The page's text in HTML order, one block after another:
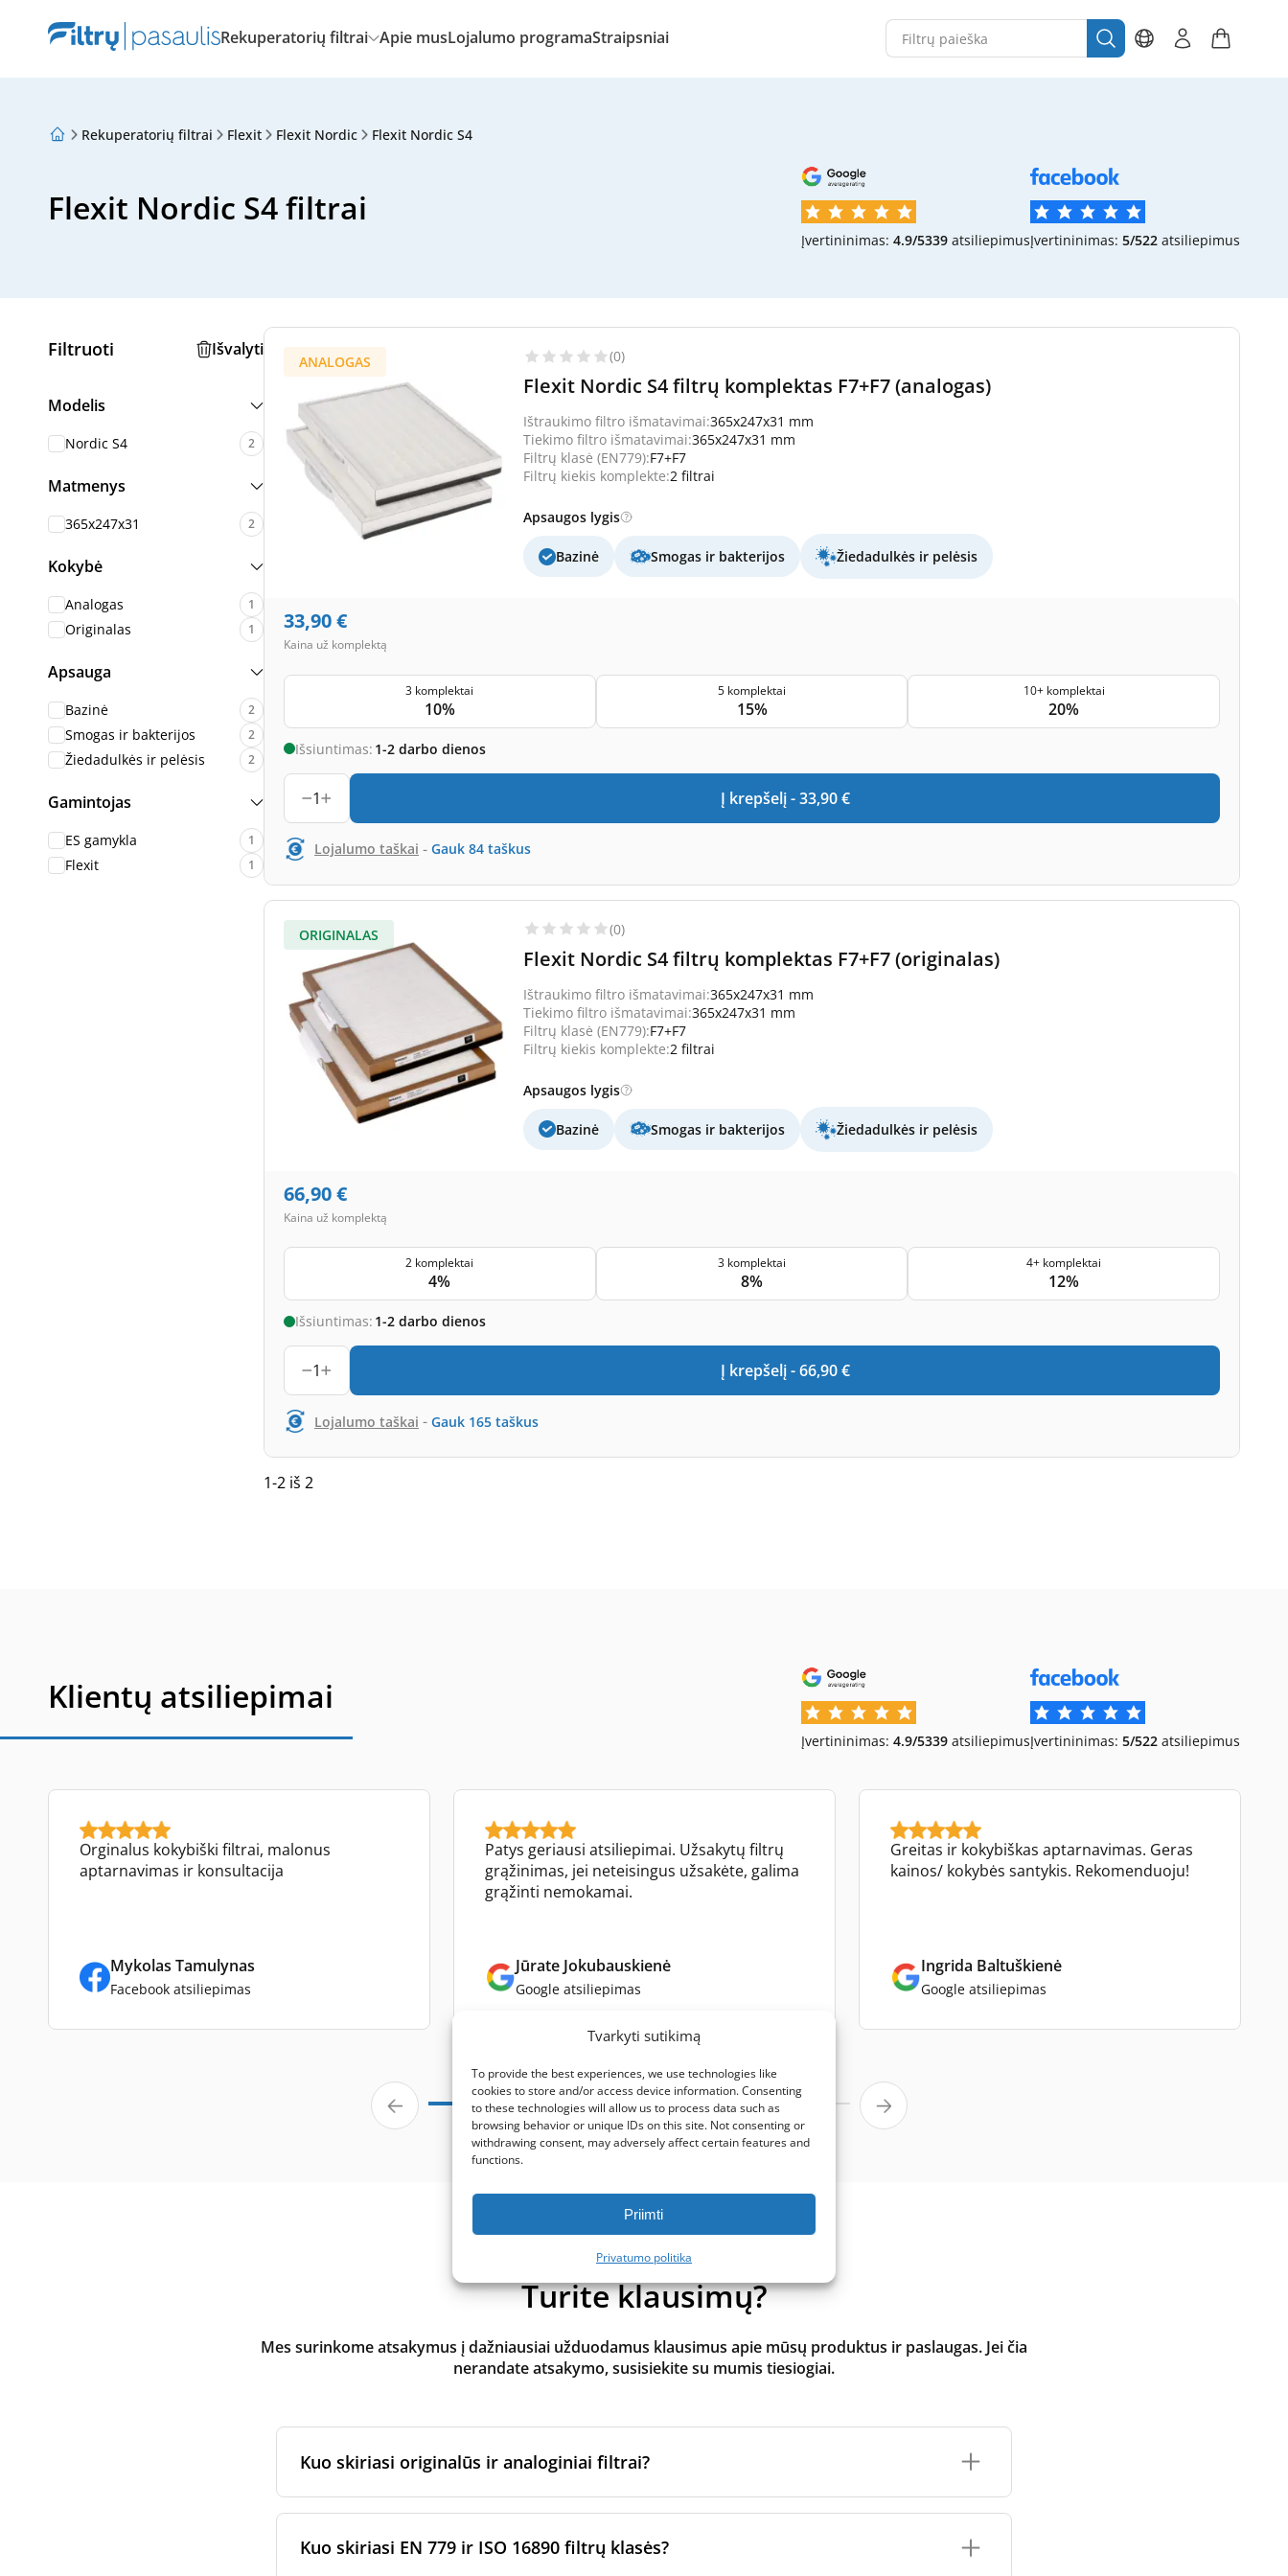
Tvarkyti sutikimą
To provide the best experiences, we use technologies like
cookies to store and/or access device information. Consenting
to these technologies will allow us to process data such as
browsing behavior or unique IDs on this site. Not consenting or
withdrawing consent, may adversely affect certain features and
functions.
Priimti
Privatumo politika
Rekuperatorių filtrai Apie musLojalumo programaStraipsniai
Apie mus
Rekuperatorių filtrai Flexit Flexit Nordic Flexit Nordic S4
Flexit Nordic S4 filtrai
Įvertininimas: 4.9/5339 atsiliepimusĮvertininimas: 5/522 atsiliepimus
Filtruoti Išvalyti
Modelis
Nordic S4 2
Matmenys
365x247x31 2
Kokybė
Analogas 1
Originalas 1
Apsauga
Bazinė 2
Smogas ir bakterijos 2
Žiedadulkės ir pelėsis 2
Gamintojas
ES gamykla 1
Flexit 1
ANALOGAS (0)
Flexit Nordic S4 filtrų komplektas F7+F7 (analogas)
Ištraukimo filtro išmatavimai:365x247x31 mm
Tiekimo filtro išmatavimai:365x247x31 mm
Filtrų klasė (EN779):F7+F7
Filtrų kiekis komplekte:2 filtrai
Apsaugos lygis
Bazinė Smogas ir bakterijos Žiedadulkės ir pelėsis
33,90€
Kaina už komplektą
3 komplektai
10%
5 komplektai
15%
10+ komplektai
20%
Išsiuntimas: 1-2 darbo dienos
1 Į krepšelį -33,90 €
Lojalumo taškai - Gauk 84 taškus
ORIGINALAS (0)
Flexit Nordic S4 filtrų komplektas F7+F7 (originalas)
Ištraukimo filtro išmatavimai:365x247x31 mm
Tiekimo filtro išmatavimai:365x247x31 mm
Filtrų klasė (EN779):F7+F7
Filtrų kiekis komplekte:2 filtrai
Apsaugos lygis
Bazinė Smogas ir bakterijos Žiedadulkės ir pelėsis
66,90€
Kaina už komplektą
2 komplektai
4%
3 komplektai
8%
4+ komplektai
12%
Išsiuntimas: 1-2 darbo dienos
1 Į krepšelį -66,90 €
Lojalumo taškai - Gauk 165 taškus
1-2 iš 2
Klientų atsiliepimai
Įvertininimas: 4.9/5339 atsiliepimusĮvertininimas: 5/522 atsiliepimus
Orginalus kokybiški filtrai, malonus
aptarnavimas ir konsultacija
Mykolas Tamulynas
Facebook atsiliepimas
Patys geriausi atsiliepimai. Užsakytų filtrų
grąžinimas, jei neteisingus užsakėte, galima
grąžinti nemokamai.
Jūrate Jokubauskienė
Google atsiliepimas
Greitas ir kokybiškas aptarnavimas. Geras
kainos/ kokybės santykis. Rekomenduoju!
Ingrida Baltuškienė
Google atsiliepimas
Turite klausimų?
Mes surinkome atsakymus į dažniausiai užduodamus klausimus apie mūsų produktus ir paslaugas. Jei čia
nerandate atsakymo, susisiekite su mumis tiesiogiai.
Kuo skiriasi originalūs ir analoginiai filtrai?
arba jam skirtų filtrų per sertifikuotus gamybos partnerius. Jie laikosi konkrečių prekės ženklo
Kuo skiriasi EN 779 ir ISO 16890 filtrų klasės?